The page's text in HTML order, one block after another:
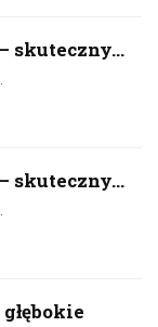
skuteczny...
skuteczny...